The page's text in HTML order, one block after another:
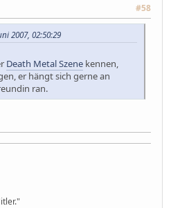
#58
2007, 02:50:29
Death Metal Szene kennen,
er hängt sich gerne an
ran.